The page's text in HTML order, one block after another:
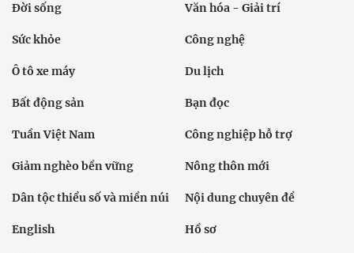
Đời sống Văn hóa - Giải trí
Sức khỏe Công nghệ
Ô tô xe máy Du lịch
Bất động sản Bạn đọc
Tuần Việt Nam Công nghiệp hỗ trợ
Giảm nghèo bền vững Nông thôn mới
Dân tộc thiểu số và miền núi Nội dung chuyên đề
English Hồ sơ